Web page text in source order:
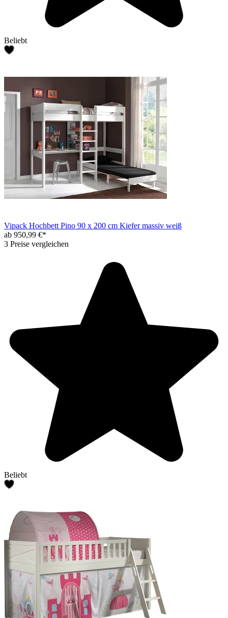
Beliebt
Vipack Hochbett Pino 90 x 200 cm Kiefer massiv weiß
ab 950,99 €*
3 Preise vergleichen
Beliebt